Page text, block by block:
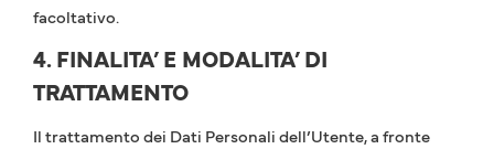
facoltativo.
4. FINALITA’ E MODALITA’ DI
TRATTAMENTO
Il trattamento dei Dati Personali dell’Utente, a fronte